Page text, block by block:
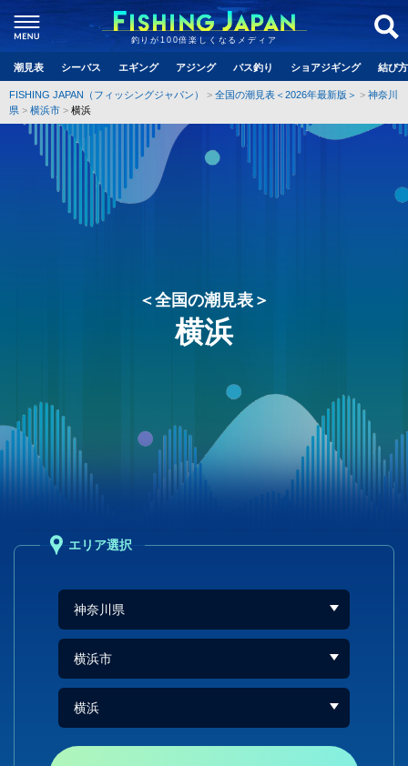
釣りが100倍楽しくなるメディア
潮見表 シーバス エギング アジング バス釣り ショアジギング 結び
FISHING JAPAN（フィッシングジャパン） 全国の潮見表＜2026年最新版＞
神奈川
県
横浜市 横浜
＜全国の潮見表＞
横浜
エリア選択